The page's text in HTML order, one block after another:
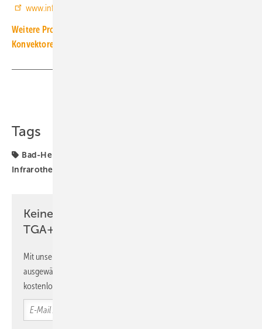
www.infrarotheizung-vitramo.de
Weitere Produkt-Meldungen zum Thema Heiz- und Kühlflächen,
Konvektoren
Tags
Bad-Heizkörper
Infrarotheizung
Keine Zeit? Kein Problem mit dem
TGA+E Newsletter!
Mit unserem Newsletter erhalten Sie regelmäßig von uns
ausgewählte Informationen und Neuigkeiten, gebündelt und
kostenlos direkt ins Postfach.